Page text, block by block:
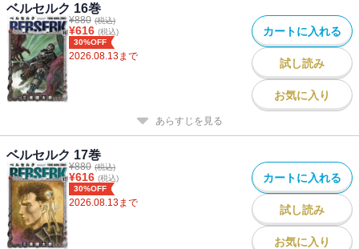
ベルセルク 16巻
¥880 (税込)
¥616 (税込)
30%OFF
2026.08.13まで
カートに入れる
試し読み
お気に入り
あらすじを見る
ベルセルク 17巻
¥880 (税込)
¥616 (税込)
30%OFF
2026.08.13まで
カートに入れる
試し読み
お気に入り